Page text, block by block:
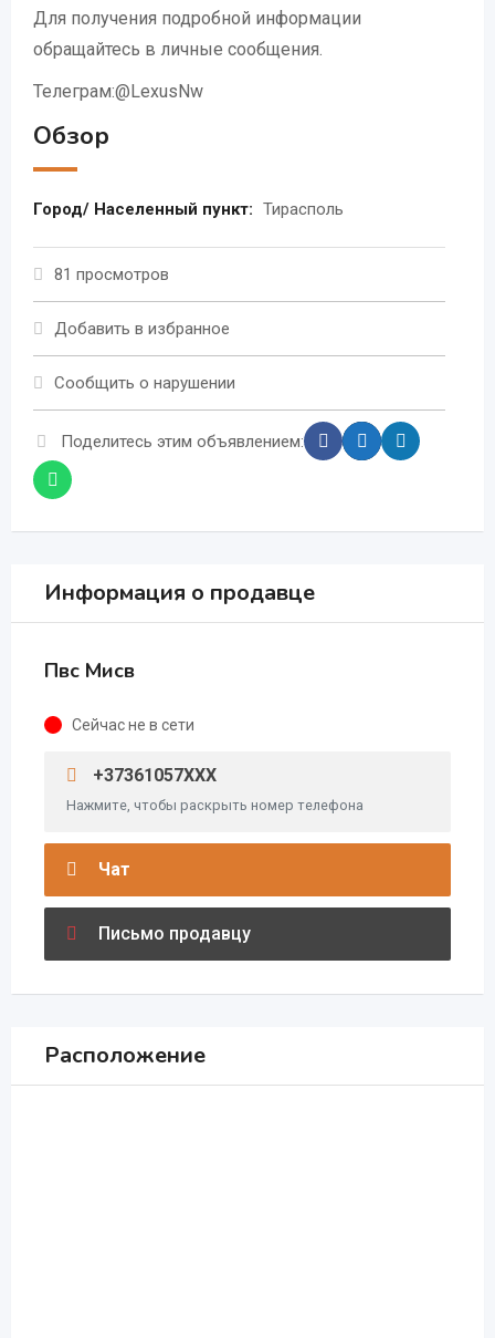
Для получения подробной информации
обращайтесь в личные сообщения.
Телеграм:@LexusNw
Обзор
Город/ Населенный пункт: Тирасполь
81 просмотров
Добавить в избранное
Сообщить о нарушении
Поделитесь этим объявлением:
Информация о продавце
Пвс Мисв
Сейчас не в сети
+37361057XXX
Нажмите, чтобы раскрыть номер телефона
Чат
Письмо продавцу
Расположение